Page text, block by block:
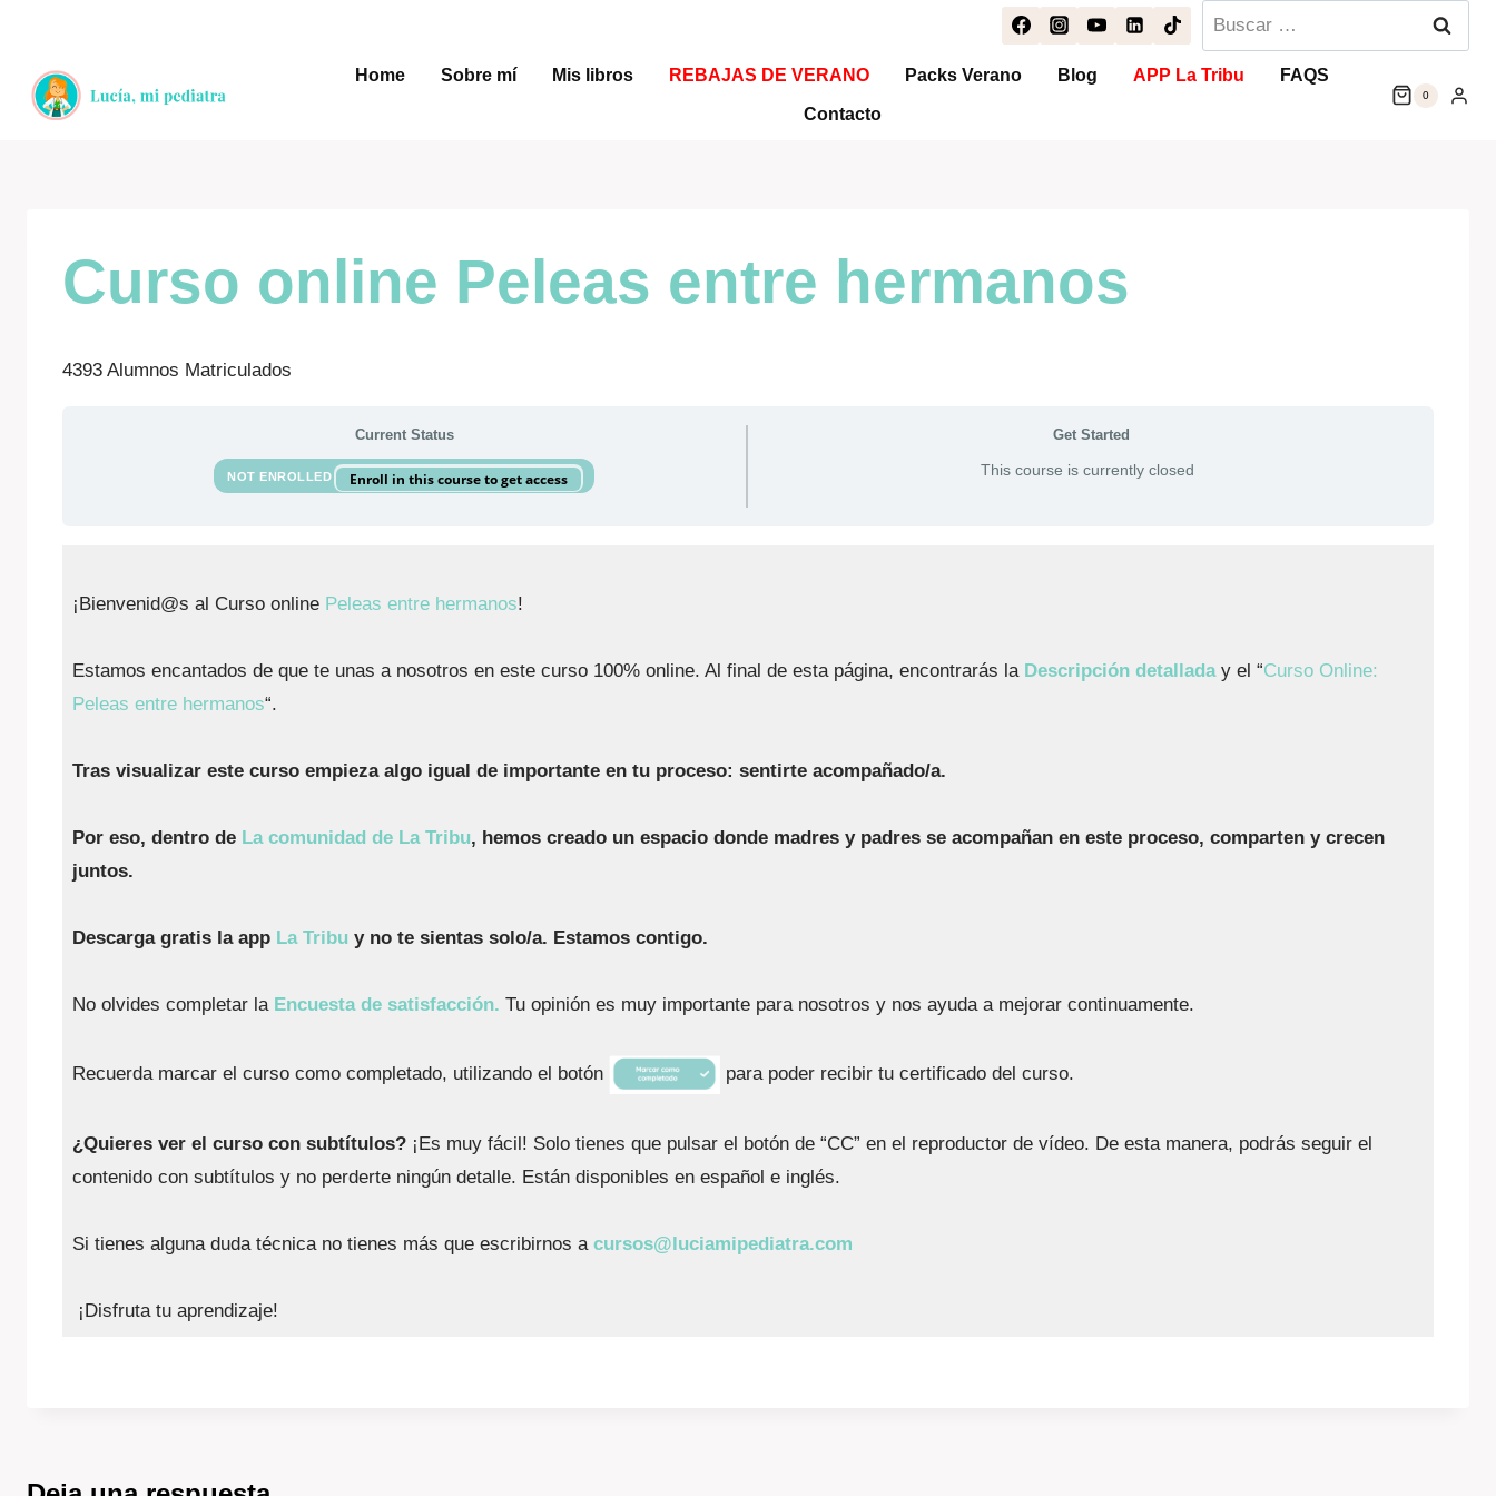
contenido
Buscar:
Home Sobre mí Mis libros REBAJAS DE VERANO Packs Verano Blog APP La Tribu FAQS
Contacto
0
Curso online Peleas entre hermanos
4393 Alumnos Matriculados
Current Status
NOT ENROLLED Enroll in this course to get access
Get Started
This course is currently closed
¡Bienvenid@s al Curso online Peleas entre hermanos!
Estamos encantados de que te unas a nosotros en este curso 100% online. Al final de esta página, encontrarás la Descripción detalladay el “Curso Online:
Peleas entre hermanos“.
Tras visualizar este curso empieza algo igual de importante en tu proceso: sentirte acompañado/a.
Por eso, dentro de La comunidad de La Tribu, hemos creado un espacio donde madres y padres se acompañan en este proceso, comparten y crecen
juntos.
Descarga gratis la app La Tribuy no te sientas solo/a. Estamos contigo.
No olvides completar la Encuesta de satisfacción. Tu opinión es muy importante para nosotros y nos ayuda a mejorar continuamente.
Recuerda marcar el curso como completado, utilizando el botón para poder recibir tu certificado del curso.
¿Quieres ver el curso con subtítulos?¡Es muy fácil! Solo tienes que pulsar el botón de “CC” en el reproductor de vídeo. De esta manera, podrás seguir el
contenido con subtítulos y no perderte ningún detalle. Están disponibles en español e inglés.
Si tienes alguna duda técnica no tienes más que escribirnos a cursos@luciamipediatra.com
¡Disfruta tu aprendizaje!